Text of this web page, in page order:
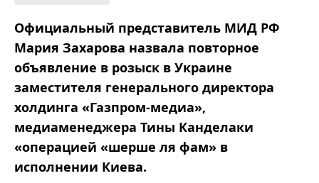
Официальный представитель МИД РФ
Мария Захарова назвала повторное
объявление в розыск в Украине
заместителя генерального директора
холдинга «Газпром-медиа»,
медиаменеджера Тины Канделаки
«операцией «шерше ля фам» в
исполнении Киева.